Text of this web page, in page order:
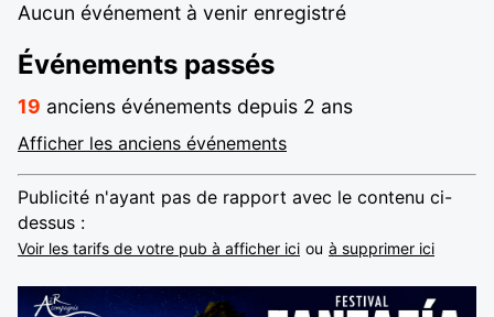
Aucun événement à venir enregistré
Événements passés
19 anciens événements depuis 2 ans
Afficher les anciens événements
Publicité n'ayant pas de rapport avec le contenu ci-
dessus :
Voir les tarifs de votre pub à afficher ici ou à supprimer ici